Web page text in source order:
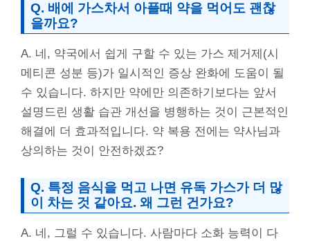
Q. 배에 가스차서 아플때 약을 먹어도 괜찮
을까요?
A. 네, 약국에서 쉽게 구할 수 있는 가스 제거제(시
메티콘 성분 등)가 일시적인 증상 완화에 도움이 될
수 있습니다. 하지만 약에만 의존하기보다는 앞서
설명드린 생활 습관 개선을 병행하는 것이 근본적인
해결에 더 효과적입니다. 약 복용 전에는 약사님과
상의하는 것이 안전하겠죠?
Q. 특정 음식을 먹고 나면 유독 가스가 더 많
이 차는 것 같아요. 왜 그런 건가요?
A. 네, 그럴 수 있습니다. 사람마다 소화 능력이 다